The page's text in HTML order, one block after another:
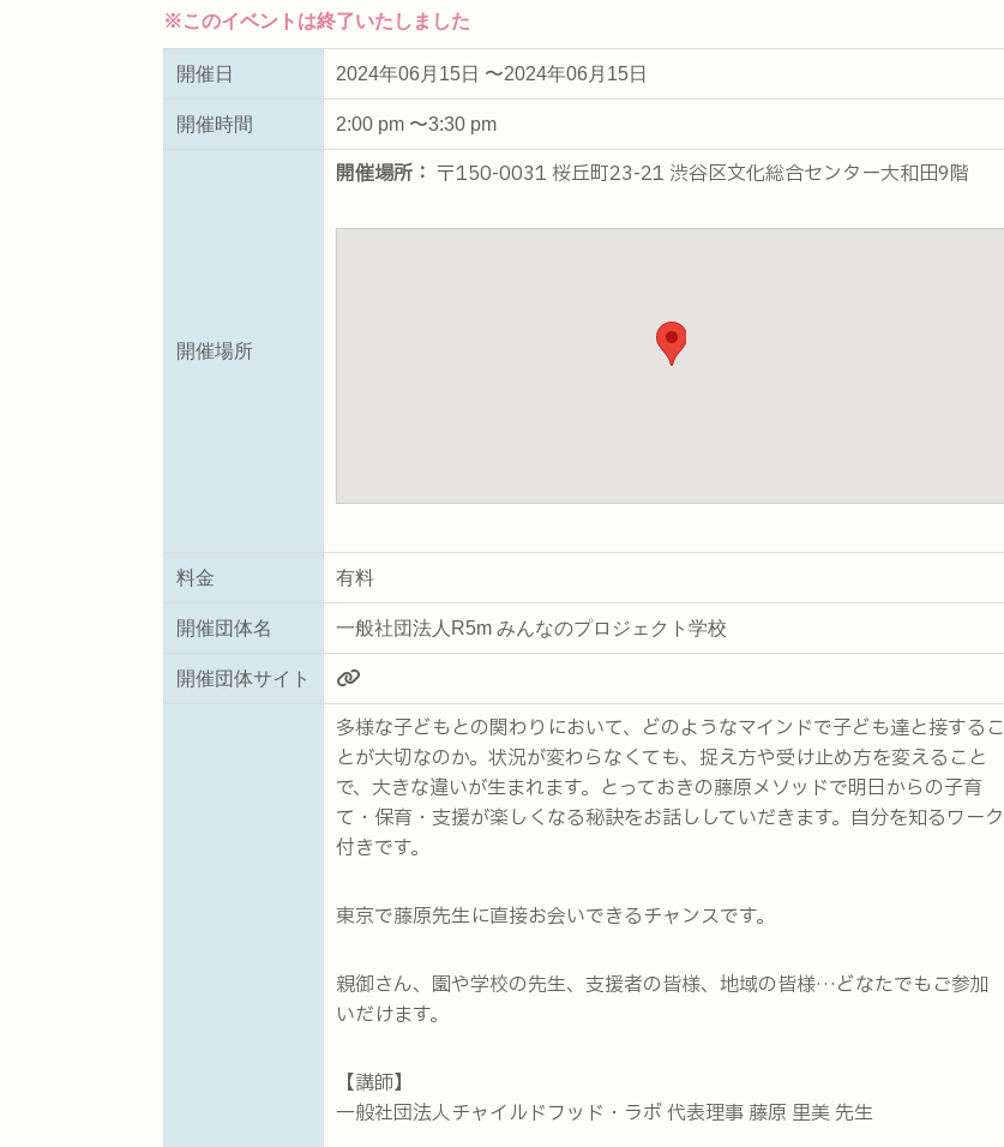
※このイベントは終了いたしました
開催日 2024年06月15日 〜2024年06月15日
開催時間 2:00 pm 〜3:30 pm
開催場所
開催場所： 〒150-0031 桜丘町23-21 渋谷区文化総合センター大和田9階
料金 有料
開催団体名 一般社団法人R5m みんなのプロジェクト学校
開催団体サイト
多様な子どもとの関わりにおいて、どのようなマインドで子ども達と接するこ
とが大切なのか。状況が変わらなくても、捉え方や受け止め方を変えること
で、大きな違いが生まれます。とっておきの藤原メソッドで明日からの子育
て・保育・支援が楽しくなる秘訣をお話ししていだきます。自分を知るワーク
付きです。
東京で藤原先生に直接お会いできるチャンスです。
親御さん、園や学校の先生、支援者の皆様、地域の皆様…どなたでもご参加
いだけます。
【講師】
一般社団法人チャイルドフッド・ラボ 代表理事 藤原 里美 先生